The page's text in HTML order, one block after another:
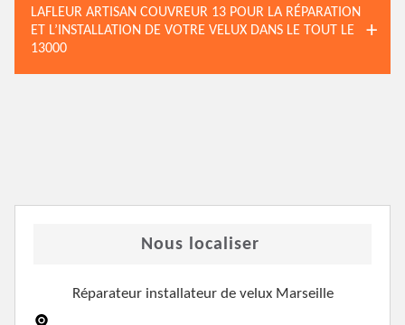
LAFLEUR ARTISAN COUVREUR 13 POUR LA RÉPARATION
ET L’INSTALLATION DE VOTRE VELUX DANS LE TOUT LE
13000
Nous localiser
Réparateur installateur de velux Marseille